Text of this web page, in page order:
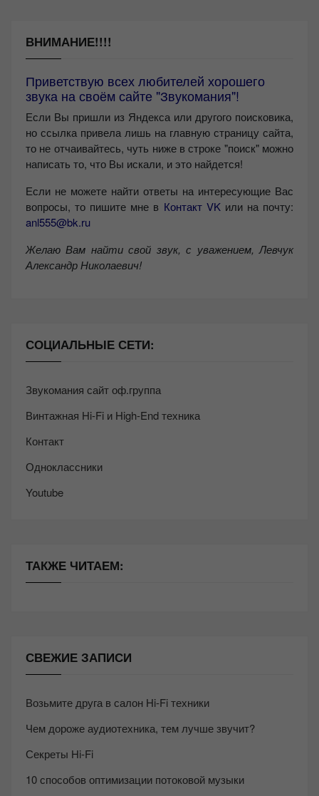
ВНИМАНИЕ!!!!
Приветствую всех любителей хорошего
звука на своём сайте "Звукомания"!
Если Вы пришли из Яндекса или другого поисковика,
но ссылка привела лишь на главную страницу сайта,
то не отчаивайтесь, чуть ниже в строке "поиск" можно
написать то, что Вы искали, и это найдется!
Если не можете найти ответы на интересующие Вас
вопросы, то пишите мне в Контакт VKили на почту:
anl555@bk.ru
Желаю Вам найти свой звук, с уважением, Левчук
Александр Николаевич!
СОЦИАЛЬНЫЕ СЕТИ:
Звукомания сайт оф.группа
Винтажная Hi-Fi и High-End техника
Контакт
Одноклассники
Youtube
ТАКЖЕ ЧИТАЕМ:
СВЕЖИЕ ЗАПИСИ
Возьмите друга в салон Hi-Fi техники
Чем дороже аудиотехника, тем лучше звучит?
Секреты Hi-Fi
10 способов оптимизации потоковой музыки